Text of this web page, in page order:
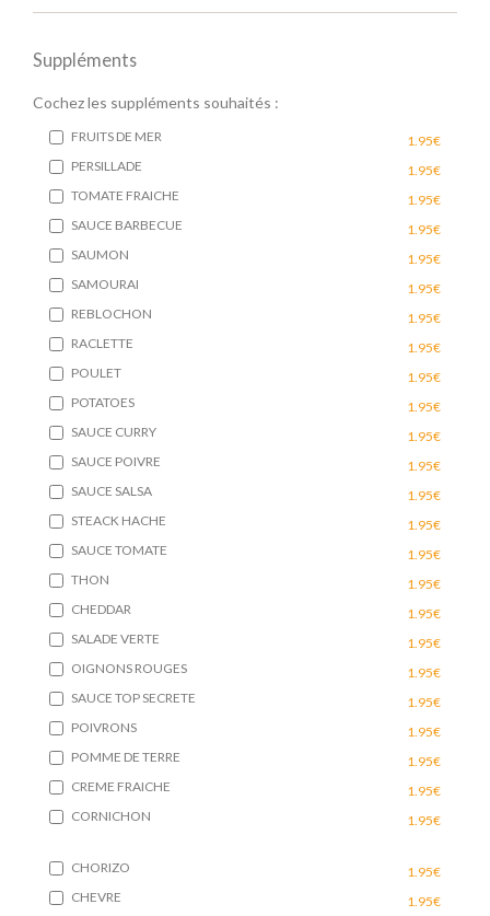
Suppléments
Cochez les suppléments souhaités :
FRUITS DE MER
1.95€
PERSILLADE
1.95€
TOMATE FRAICHE
1.95€
SAUCE BARBECUE
1.95€
SAUMON
1.95€
SAMOURAI
1.95€
REBLOCHON
1.95€
RACLETTE
1.95€
POULET
1.95€
POTATOES
1.95€
SAUCE CURRY
1.95€
SAUCE POIVRE
1.95€
SAUCE SALSA
1.95€
STEACK HACHE
1.95€
SAUCE TOMATE
1.95€
THON
1.95€
CHEDDAR
1.95€
SALADE VERTE
1.95€
OIGNONS ROUGES
1.95€
SAUCE TOP SECRETE
1.95€
POIVRONS
1.95€
POMME DE TERRE
1.95€
CREME FRAICHE
1.95€
CORNICHON
1.95€
CHORIZO
1.95€
CHEVRE
1.95€